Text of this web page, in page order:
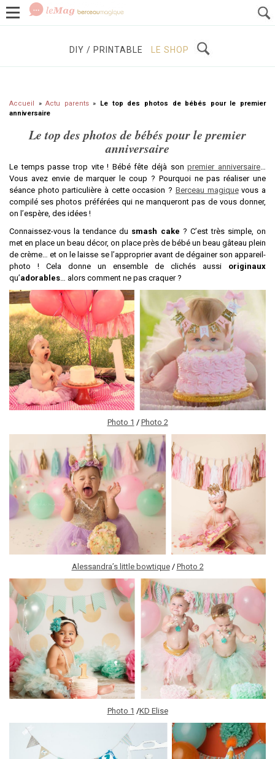
GROSSESSE BÉBÉS / ENFANTS
DIY / PRINTABLE LE SHOP
Accueil »Actu parents» Le top des photos de bébés pour le premier
anniversaire
Le top des photos de bébés pour le premier
anniversaire
Le temps passe trop vite ! Bébé fête déjà sonpremier anniversaire…
Vous avez envie de marquer le coup ? Pourquoi ne pas réaliser une
séance photo particulière à cette occasion ? Berceau magiquevous a
compilé ses photos préférées qui ne manqueront pas de vous donner,
on l’espère, des idées !
Connaissez-vous la tendance du smash cake ? C’est très simple, on
met en place un beau décor, on place près de bébé un beau gâteau plein
de crème… et on le laisse se l’approprier avant de dégainer son appareil-
photo ! Cela donne un ensemble de clichés aussi originaux
qu’adorables… alors comment ne pas craquer ?
Photo 1 / Photo 2
Alessandra’s little bowtique/ Photo 2
Photo 1 /KD Elise